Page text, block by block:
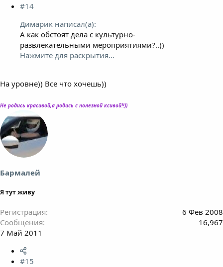
#14
Димарик написал(а):
А как обстоят дела с культурно-
развлекательными мероприятиями?..))
Нажмите для раскрытия...
На уровне)) Все что хочешь))
Не родись красивой,а родись с полезной ксивой!!))
Бармалей
Я тут живу
Регистрация
6 Фев 2008
Сообщения
16,967
7 Май 2011
#15